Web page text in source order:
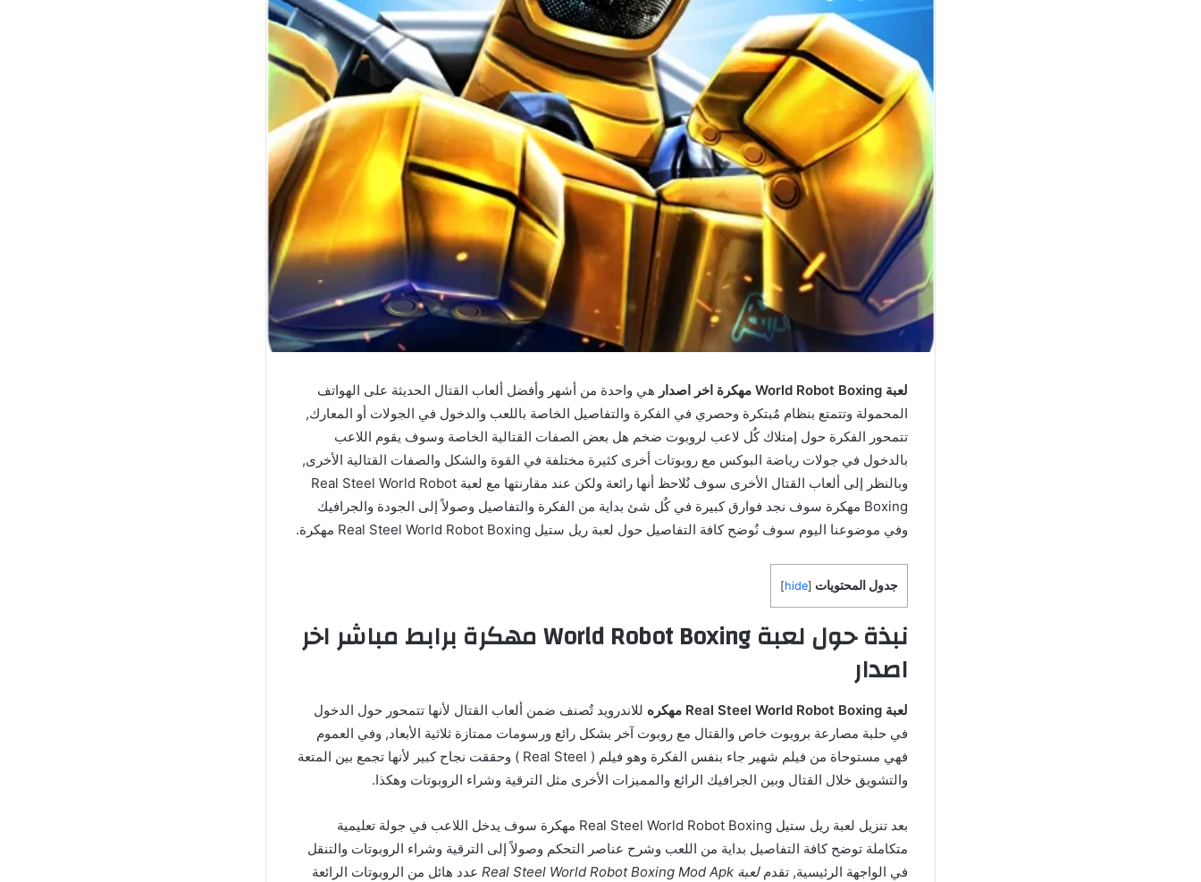
لعبة World Robot Boxing مهكرة اخر اصدار
هي واحدة من أشهر وأفضل ألعاب القتال الحديثة على الهواتف
المحمولة وتتمتع بنظام مٌبتكرة وحصري في الفكرة والتفاصيل الخاصة باللعب والدخول في الجولات أو المعارك,
تتمحور الفكرة حول إمتلاك كٌل لاعب لروبوت ضخم هل بعض الصفات القتالية الخاصة وسوف يقوم اللاعب
بالدخول في جولات رياضة البوكس مع روبوتات أخرى كثيرة مختلفة في القوة والشكل والصفات القتالية الأخرى,
وبالنظر إلى ألعاب القتال الأخرى سوف نٌلاحظ أنها رائعة ولكن عند مقارنتها مع لعبة Real Steel World Robot
Boxing مهكرة سوف نجد فوارق كبيرة في كٌل شئ بداية من الفكرة والتفاصيل وصولاً إلى الجودة والجرافيك
وفي موضوعنا اليوم سوف نٌوضح كافة التفاصيل حول لعبة ريل ستيل Real Steel World Robot Boxing مهكرة.
جدول المحتويات [
hide
]
نبذة حول لعبة World Robot Boxing مهكرة برابط مباشر اخر
اصدار
لعبة Real Steel World Robot Boxing مهكره
للاندرويد تٌصنف ضمن ألعاب القتال لأنها تتمحور حول الدخول
في حلبة مصارعة بروبوت خاص والقتال مع روبوت آخر بشكل رائع ورسومات ممتازة ثلاثية الأبعاد, وفي العموم
فهي مستوحاة من فيلم شهير جاء بنفس الفكرة وهو فيلم ( Real Steel ) وحققت نجاح كبير لأنها تجمع بين المتعة
والتشويق خلال القتال وبين الجرافيك الرائع والمميزات الأخرى مثل الترقية وشراء الروبوتات وهكذا.
بعد تنزيل لعبة ريل ستيل Real Steel World Robot Boxing مهكرة سوف يدخل اللاعب في جولة تعليمية
متكاملة توضح كافة التفاصيل بداية من اللعب وشرح عناصر التحكم وصولاً إلى الترقية وشراء الروبوتات والتنقل
في الواجهة الرئيسية, تقدملعبة Real Steel World Robot Boxing Mod Apk
عدد هائل من الروبوتات الرائعة